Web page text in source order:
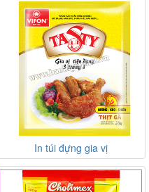
In túi đựng gia vị